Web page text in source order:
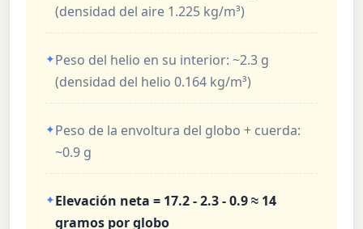
(densidad del aire 1.225 kg/m³)
Peso del helio en su interior: ~2.3 g
(densidad del helio 0.164 kg/m³)
Peso de la envoltura del globo + cuerda:
~0.9 g
Elevación neta = 17.2 - 2.3 - 0.9 ≈ 14
gramos por globo